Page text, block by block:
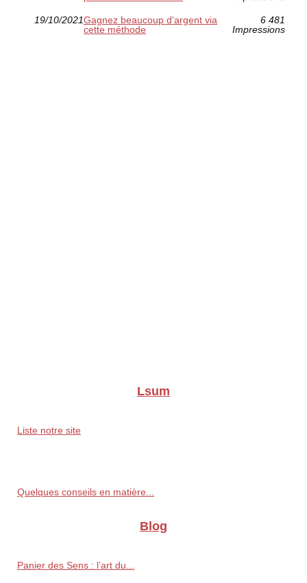
19/10/2021Gagnez beaucoup d'argent via
cette méthode
6 481
Impressions
Lsum
Liste notre site
Quelques conseils en matière...
Blog
Panier des Sens : l’art du...